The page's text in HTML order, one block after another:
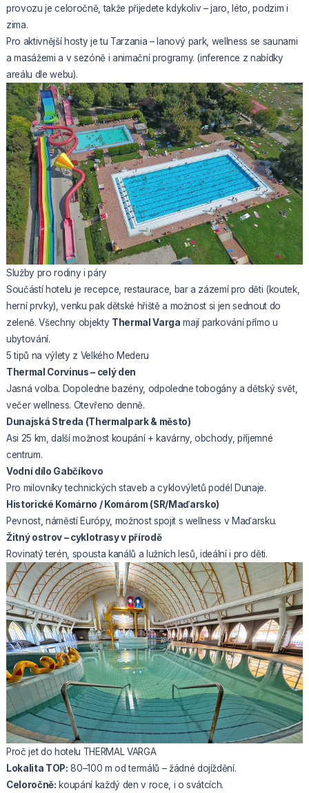
provozu je celoročně, takže přijedete kdykoliv – jaro, léto, podzim i
zima.
Pro aktivnější hosty je tu Tarzania – lanový park, wellness se saunami
a masážemi a v sezóně i animační programy. (inference z nabídky
areálu dle webu).
Služby pro rodiny i páry
Součástí hotelu je recepce, restaurace, bar a zázemí pro děti (koutek,
herní prvky), venku pak dětské hřiště a možnost si jen sednout do
zeleně. Všechny objekty Thermal Varga mají parkování přímo u
ubytování.
5 tipů na výlety z Velkého Mederu
Thermal Corvinus – celý den
Jasná volba. Dopoledne bazény, odpoledne tobogány a dětský svět,
večer wellness. Otevřeno denně.
Dunajská Streda (Thermalpark & město)
Asi 25 km, další možnost koupání + kavárny, obchody, příjemné
centrum.
Vodní dílo Gabčíkovo
Pro milovníky technických staveb a cyklovýletů podél Dunaje.
Historické Komárno / Komárom (SR/Maďarsko)
Pevnost, náměstí Európy, možnost spojit s wellness v Maďarsku.
Žitný ostrov – cyklotrasy v přírodě
Rovinatý terén, spousta kanálů a lužních lesů, ideální i pro děti.
Proč jet do hotelu THERMAL VARGA
Lokalita TOP: 80–100 m od termálů – žádné dojíždění.
Celoročně: koupání každý den v roce, i o svátcích.